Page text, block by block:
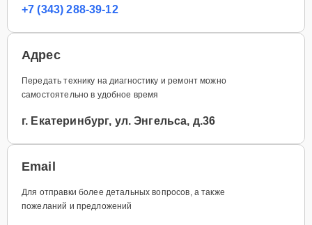
+7 (343) 288-39-12
Адрес
Передать технику на диагностику и ремонт можно
самостоятельно в удобное время
г. Екатеринбург, ул. Энгельса, д.36
Email
Для отправки более детальных вопросов, а также
пожеланий и предложений